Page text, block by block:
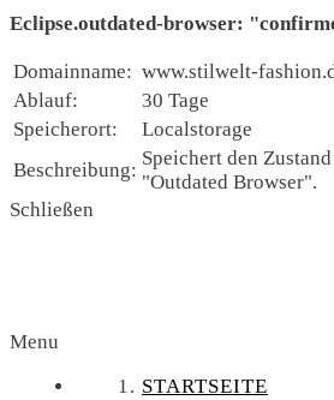
Eclipse.outdated-browser:
Domainname: www.stilwelt-
Ablauf:
30 Tage
Speicherort:
Localstorage
Beschreibung:
Speichert den
"Outdated Browser".
Schließen
Menu
STARTSEITE